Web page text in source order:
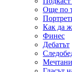
Още по
Как да
Финес
Дебатът